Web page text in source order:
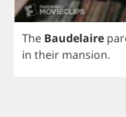
The Baudelaire
in their mansion.